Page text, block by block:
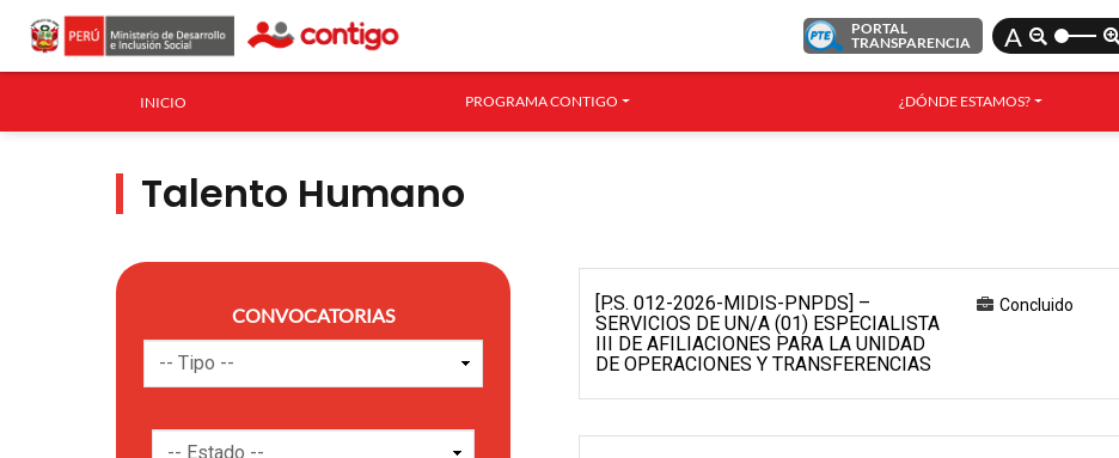
PORTAL
TRANSPARENCIA
A
INICIO PROGRAMA CONTIGO ¿DÓNDE ESTAMOS?
Talento Humano
CONVOCATORIAS
[P.S. 012-2026-MIDIS-PNPDS] –
SERVICIOS DE UN/A (01) ESPECIALISTA
III DE AFILIACIONES PARA LA UNIDAD
DE OPERACIONES Y TRANSFERENCIAS
Concluido